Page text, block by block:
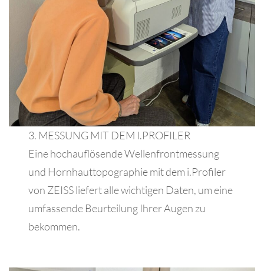
3. MESSUNG MIT DEM I.PROFILER
Eine hochauflösende Wellenfrontmessung
und Hornhauttopographie mit dem i.Profiler
von ZEISS liefert alle wichtigen Daten, um eine
umfassende Beurteilung Ihrer Augen zu
bekommen.